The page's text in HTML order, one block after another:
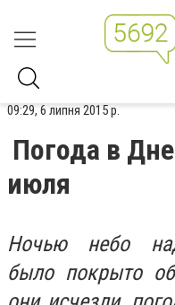
09:29, 6 липня 2015 р.
Погода в
июля
Ночью небо
было покрыто